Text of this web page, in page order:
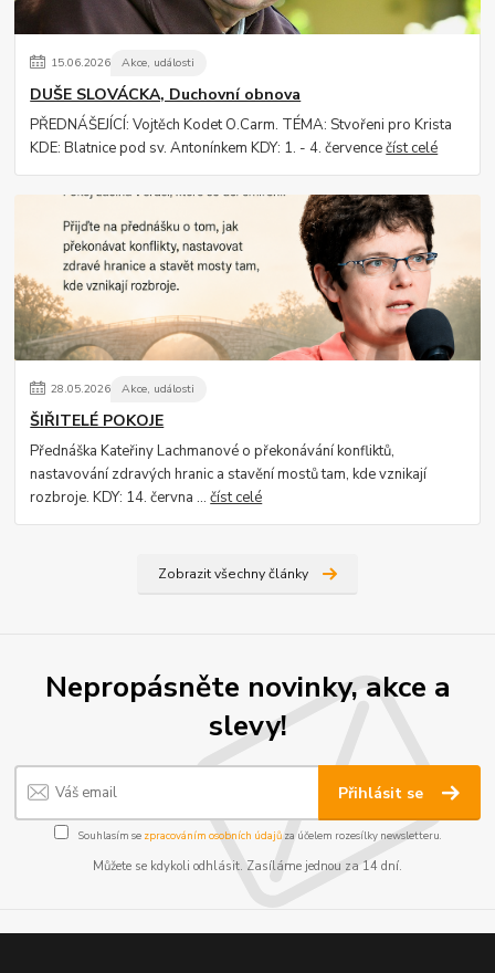
15.06.2026 Akce, události
DUŠE SLOVÁCKA, Duchovní obnova
PŘEDNÁŠEJÍCÍ: Vojtěch Kodet O.Carm. TÉMA: Stvořeni pro Krista
KDE: Blatnice pod sv. Antonínkem KDY: 1. - 4. červencečíst celé
28.05.2026 Akce, události
ŠIŘITELÉ POKOJE
Přednáška Kateřiny Lachmanové o překonávání konfliktů,
nastavování zdravých hranic a stavění mostů tam, kde vznikají
rozbroje. KDY: 14. června ...číst celé
Zobrazit všechny články
Nepropásněte novinky, akce a
slevy!
Přihlásit se
Souhlasím se zpracováním osobních údajůza účelem rozesílky newsletteru.
Můžete se kdykoli odhlásit. Zasíláme jednou za 14 dní.